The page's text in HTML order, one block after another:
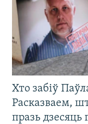
Хто забіў
Расказваем,
празь дзесяць